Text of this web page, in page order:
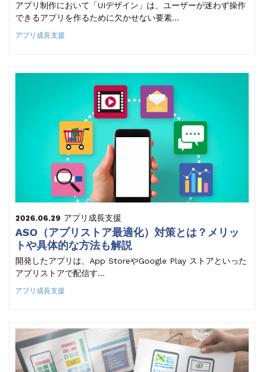
アプリ制作において「UIデザイン」は、ユーザーが迷わず操作
できるアプリを作るために欠かせない要素…
アプリ成長支援
2026.06.29 アプリ成長支援
ASO（アプリストア最適化）対策とは？メリッ
トや具体的な方法も解説
開発したアプリは、App StoreやGoogle Play ストアといった
アプリストアで配信す…
アプリ成長支援